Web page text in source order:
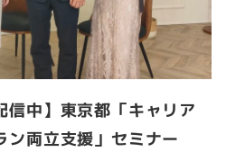
信中】東京都「キャリア
ン両立支援」セミナー